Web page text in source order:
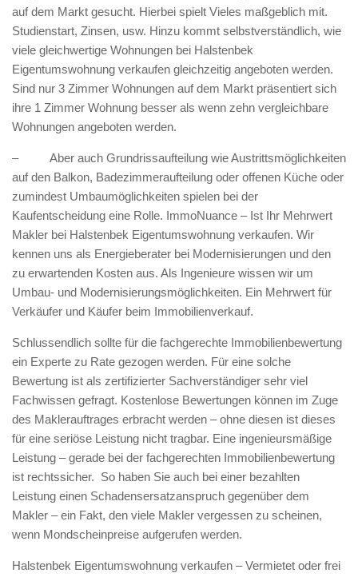
auf dem Markt gesucht. Hierbei spielt Vieles maßgeblich mit.
Studienstart, Zinsen, usw. Hinzu kommt selbstverständlich, wie
viele gleichwertige Wohnungen bei Halstenbek
Eigentumswohnung verkaufen gleichzeitig angeboten werden.
Sind nur 3 Zimmer Wohnungen auf dem Markt präsentiert sich
ihre 1 Zimmer Wohnung besser als wenn zehn vergleichbare
Wohnungen angeboten werden.
– Aber auch Grundrissaufteilung wie Austrittsmöglichkeiten
auf den Balkon, Badezimmeraufteilung oder offenen Küche oder
zumindest Umbaumöglichkeiten spielen bei der
Kaufentscheidung eine Rolle. ImmoNuance – Ist Ihr Mehrwert
Makler bei Halstenbek Eigentumswohnung verkaufen. Wir
kennen uns als Energieberater bei Modernisierungen und den
zu erwartenden Kosten aus. Als Ingenieure wissen wir um
Umbau- und Modernisierungsmöglichkeiten. Ein Mehrwert für
Verkäufer und Käufer beim Immobilienverkauf.
Schlussendlich sollte für die fachgerechte Immobilienbewertung
ein Experte zu Rate gezogen werden. Für eine solche
Bewertung ist als zertifizierter Sachverständiger sehr viel
Fachwissen gefragt. Kostenlose Bewertungen können im Zuge
des Maklerauftrages erbracht werden – ohne diesen ist dieses
für eine seriöse Leistung nicht tragbar. Eine ingenieursmäßige
Leistung – gerade bei der fachgerechten Immobilienbewertung
ist rechtssicher. So haben Sie auch bei einer bezahlten
Leistung einen Schadensersatzanspruch gegenüber dem
Makler – ein Fakt, den viele Makler vergessen zu scheinen,
wenn Mondscheinpreise aufgerufen werden.
Halstenbek Eigentumswohnung verkaufen – Vermietet oder frei